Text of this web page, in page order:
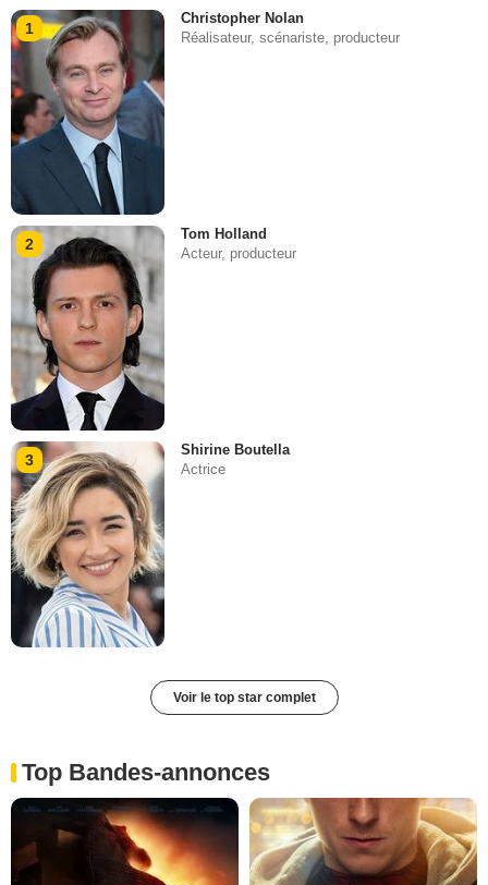
1
Christopher Nolan
Réalisateur, scénariste, producteur
2
Tom Holland
Acteur, producteur
3
Shirine Boutella
Actrice
Voir le top star complet
Top Bandes-annonces